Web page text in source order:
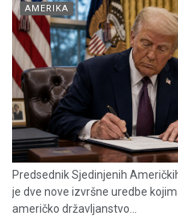
AMERIKA
Predsednik Sjedinjenih
je dve nove izvršne uredbe
američko državljanstvo...